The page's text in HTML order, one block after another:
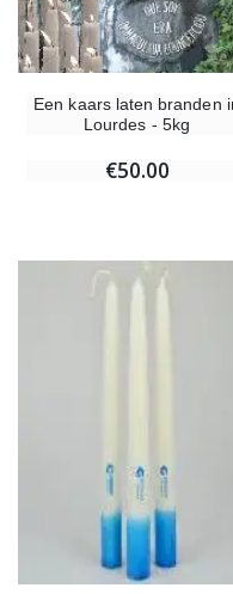
Een kaars laten branden
Lourdes - 5kg
€50.00